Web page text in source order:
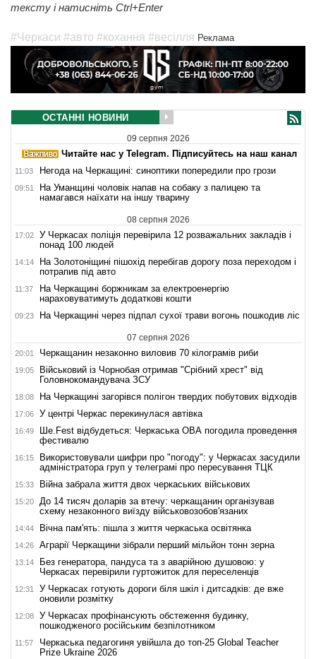
тексту і натисніть Ctrl+Enter
#Черкаси #авто #кохання #весілля Реклама
ОСТАННІ НОВИНИ
09 серпня 2026
Читайте нас у Telegram. Підписуйтесь на наш канал
11:03 Негода на Черкащині: синоптики попередили про грози
09:51
На Уманщині чоловік напав на собаку з палицею та
намагався наїхати на іншу тварину
08 серпня 2026
17:02
У Черкасах поліція перевірила 12 розважальних закладів і
понад 100 людей
14:14
На Золотоніщині пішохід перебігав дорогу поза переходом і
потрапив під авто
11:37
На Черкащині боржникам за електроенергію
нараховуватимуть додаткові кошти
09:23 На Черкащині через підпал сухої трави вогонь пошкодив ліс
07 серпня 2026
20:01 Черкащанин незаконно виловив 70 кілограмів риби
19:05
Військовий із Чорнобая отримав "Срібний хрест" від
Головнокомандувача ЗСУ
18:08 На Черкащині загорівся полігон твердих побутових відходів
17:06 У центрі Черкас перекинулася автівка
16:49
Ше.Fest відбудеться: Черкаська ОВА погодила проведення
фестивалю
16:15
Використовували шифри про "погоду": у Черкасах засудили
адміністратора груп у телеграмі про пересування ТЦК
15:33 Війна забрала життя двох черкаських військових
15:20
До 14 тисяч доларів за втечу: черкащанин організував
схему незаконного виїзду військовозобов'язаних
14:44 Вічна пам'ять: пішла з життя черкаська освітянка
14:26 Аграрії Черкащини зібрали перший мільйон тонн зерна
13:14
Без генератора, пандуса та з аварійною душовою: у
Черкасах перевірили гуртожиток для переселенців
12:31
У Черкасах готують дороги біля шкіл і дитсадків: де вже
оновили розмітку
12:08
У Черкасах профінансують обстеження будинку,
пошкодженого російським безпілотником
11:57
Черкаська педагогиня увійшла до топ-25 Global Teacher
Prize Ukraine 2026